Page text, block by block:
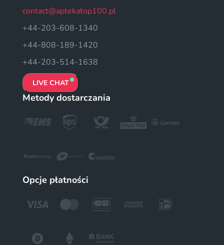
contact@aptekatop100.pl
+44-203-608-1340
+44-808-189-1420
+44-203-514-1638
LIVE CHAT
Metody dostarczania
Opcje płatności